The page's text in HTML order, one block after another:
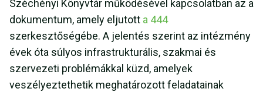
Széchényi Könyvtár működésével kapcsolatban az a
dokumentum, amely eljutott a 444
szerkesztőségébe. A jelentés szerint az intézmény
évek óta súlyos infrastrukturális, szakmai és
szervezeti problémákkal küzd, amelyek
veszélyeztethetik meghatározott feladatainak